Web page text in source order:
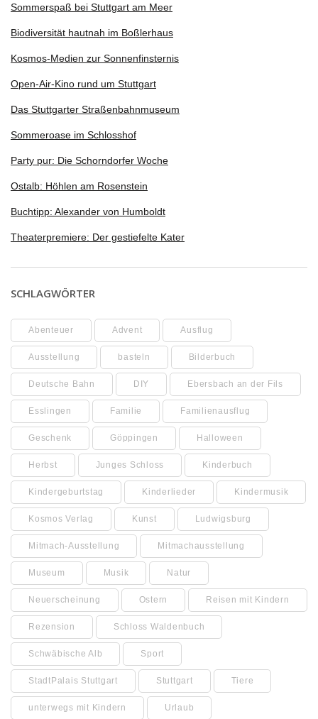
Sommerspaß bei Stuttgart am Meer
Biodiversität hautnah im Boßlerhaus
Kosmos-Medien zur Sonnenfinsternis
Open-Air-Kino rund um Stuttgart
Das Stuttgarter Straßenbahnmuseum
Sommeroase im Schlosshof
Party pur: Die Schorndorfer Woche
Ostalb: Höhlen am Rosenstein
Buchtipp: Alexander von Humboldt
Theaterpremiere: Der gestiefelte Kater
SCHLAGWÖRTER
Abenteuer Advent Ausflug
Ausstellung basteln Bilderbuch
Deutsche Bahn DIY Ebersbach an der Fils
Esslingen Familie Familienausflug
Geschenk Göppingen Halloween
Herbst Junges Schloss Kinderbuch
Kindergeburtstag Kinderlieder Kindermusik
Kosmos Verlag Kunst Ludwigsburg
Mitmach-Ausstellung Mitmachausstellung
Museum Musik Natur
Neuerscheinung Ostern Reisen mit Kindern
Rezension Schloss Waldenbuch
Schwäbische Alb Sport
StadtPalais Stuttgart Stuttgart Tiere
unterwegs mit Kindern Urlaub